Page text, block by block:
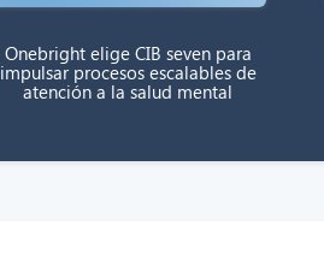
Onebright elige CIB seven para
impulsar procesos escalables de
atención a la salud mental